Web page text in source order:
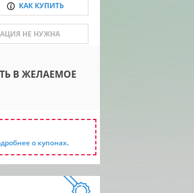
КАК КУПИТЬ
НЕ НУЖНА
В ЖЕЛАЕМОЕ
о купонах.